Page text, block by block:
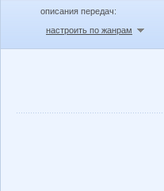
описания передач:
настроить по жанрам